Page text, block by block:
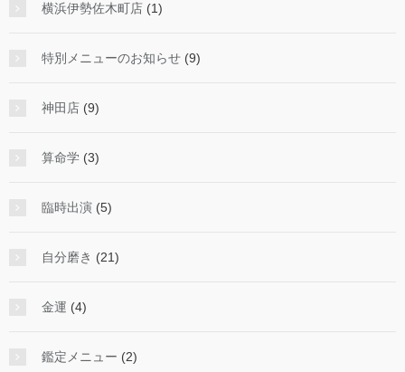
横浜伊勢佐木町店 (1)
特別メニューのお知らせ (9)
神田店 (9)
算命学 (3)
臨時出演 (5)
自分磨き (21)
金運 (4)
鑑定メニュー (2)